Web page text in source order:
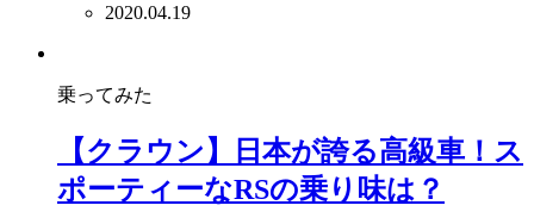
2020.04.19
乗ってみた
【クラウン】日本が誇る高級車！ス
ポーティーなRSの乗り味は？